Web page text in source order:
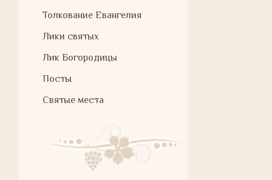
Толкование Евангелия
Лики святых
Лик Богородицы
Посты
Святые места